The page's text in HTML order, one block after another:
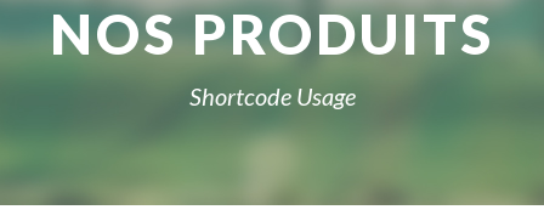
NOS PRODUITS
Shortcode Usage